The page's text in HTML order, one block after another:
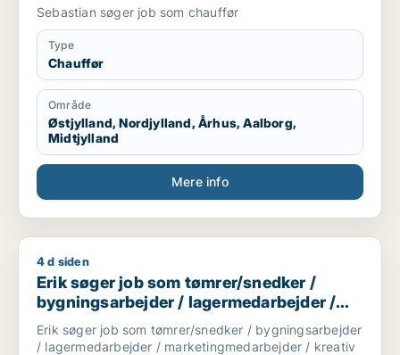
Sebastian søger job som chauffør
Type
Chauffør
Område
Østjylland, Nordjylland, Århus, Aalborg,
Midtjylland
Mere info
Erik søger job som tømrer/snedker / bygningsarbejder /
4 d siden
Erik søger job som tømrer/snedker /
bygningsarbejder / lagermedarbejder /
marketingmedarbejder / kreativ
medarbejder
Erik søger job som tømrer/snedker / bygningsarbejder
/ lagermedarbejder / marketingmedarbejder / kreativ